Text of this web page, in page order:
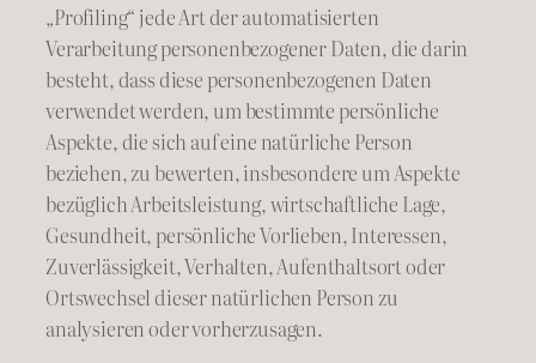
„Profiling“ jede Art der automatisierten
Verarbeitung personenbezogener Daten, die darin
besteht, dass diese personenbezogenen Daten
verwendet werden, um bestimmte persönliche
Aspekte, die sich auf eine natürliche Person
beziehen, zu bewerten, insbesondere um Aspekte
bezüglich Arbeitsleistung, wirtschaftliche Lage,
Gesundheit, persönliche Vorlieben, Interessen,
Zuverlässigkeit, Verhalten, Aufenthaltsort oder
Ortswechsel dieser natürlichen Person zu
analysieren oder vorherzusagen.